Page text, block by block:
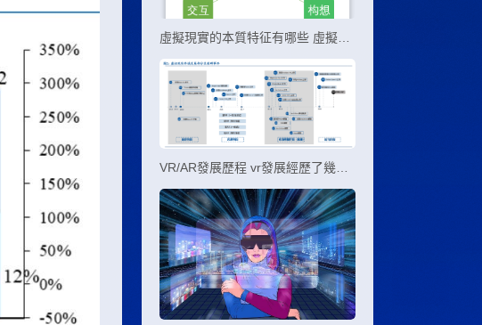
虛擬現實的本質特征有哪些 虛擬現實的三個本質特征
VR/AR發展歷程 vr發展經歷了幾個階段